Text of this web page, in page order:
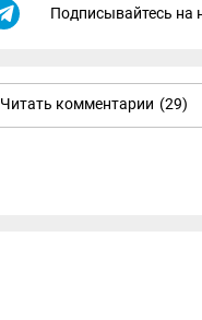
Подписывайтесь на
Читать комментарии (29)